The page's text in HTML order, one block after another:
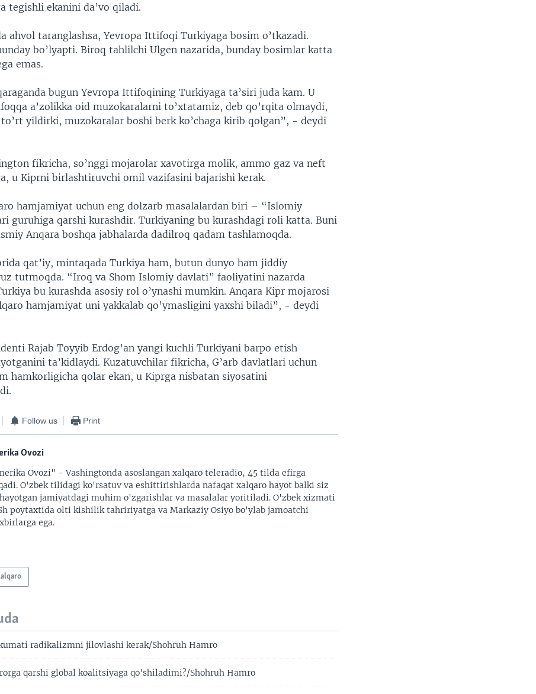
tegishli ekanini da’vo qiladi.
ahvol taranglashsa, Yevropa Ittifoqi Turkiyaga bosim o’tkazadi.
bo’lyapti. Biroq tahlilchi Ulgen nazarida, bunday bosimlar katta
emas.
bugun Yevropa Ittifoqining Turkiyaga ta’siri juda kam. U
a’zolikka oid muzokaralarni to’xtatamiz, deb qo’rqita olmaydi,
yildirki, muzokaralar boshi berk ko’chaga kirib qolgan”, - deydi
fikricha, so’nggi mojarolar xavotirga molik, ammo gaz va neft
u Kiprni birlashtiruvchi omil vazifasini bajarishi kerak.
hamjamiyat uchun eng dolzarb masalalardan biri – “Islomiy
guruhiga qarshi kurashdir. Turkiyaning bu kurashdagi roli katta. Buni
Anqara boshqa jabhalarda dadilroq qadam tashlamoqda.
qat’iy, mintaqada Turkiya ham, butun dunyo ham jiddiy
tutmoqda. “Iroq va Shom Islomiy davlati” faoliyatini nazarda
bu kurashda asosiy rol o’ynashi mumkin. Anqara Kipr mojarosi
hamjamiyat uni yakkalab qo’ymasligini yaxshi biladi”, - deydi
Rajab Toyyib Erdog’an yangi kuchli Turkiyani barpo etish
ta’kidlaydi. Kuzatuvchilar fikricha, G’arb davlatlari uchun
hamkorligicha qolar ekan, u Kiprga nisbatan siyosatini
Follow us Print
Ovozi
Ovozi" - Vashingtonda asoslangan xalqaro teleradio, 45 tilda efirga
O'zbek tilidagi ko'rsatuv va eshittirishlarda nafaqat xalqaro hayot balki siz
jamiyatdagi muhim o'zgarishlar va masalalar yoritiladi. O'zbek xizmati
poytaxtida olti kishilik tahririyatga va Markaziy Osiyo bo'ylab jamoatchi
ega.
radikalizmni jilovlashi kerak/Shohruh Hamro
qarshi global koalitsiyaga qo'shiladimi?/Shohruh Hamro